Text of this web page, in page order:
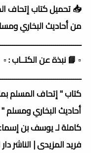
📥 تحميل كتاب إتحاف
من أحاديث البخاري
▫️ 📘 نبذة عن الكتــاب : ▫️
كتاب " إتحاف المسلم
أحاديث البخاري
كاملة لـ يوسف بن
فريد المزيدى | الناشر